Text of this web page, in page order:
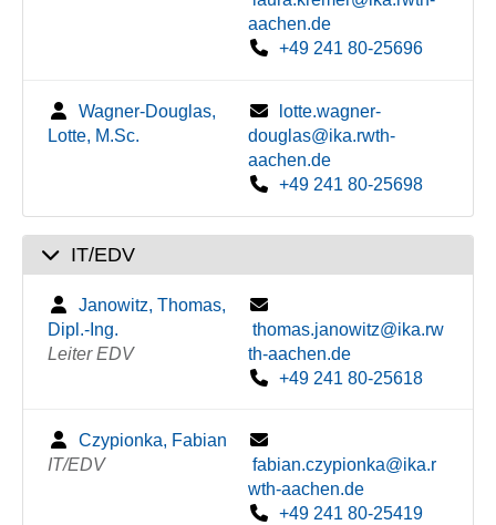
aachen.de
+49 241 80-25696
Wagner-Douglas,
Lotte, M.Sc.
lotte.wagner-
douglas@ika.rwth-
aachen.de
+49 241 80-25698
IT/EDV
Janowitz, Thomas,
Dipl.-Ing.
Leiter EDV
thomas.janowitz@ika.rw
th-aachen.de
+49 241 80-25618
Czypionka, Fabian
IT/EDV
fabian.czypionka@ika.r
wth-aachen.de
+49 241 80-25419